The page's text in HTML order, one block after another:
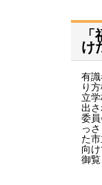
け
有
り
立
出
委
っ
た
向
御